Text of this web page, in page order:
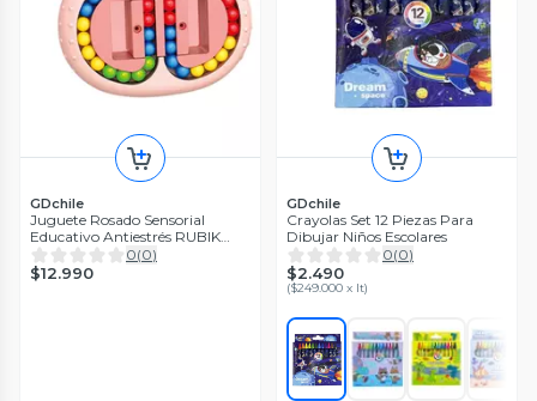
GDchile
Juguete Rosado Sensorial
Educativo Antiestrés RUBIK
Moderno
0(0)
$12.990
GDchile
Crayolas Set 12 Piezas Para
Dibujar Niños Escolares
0(0)
$2.490
($249.000 x lt)